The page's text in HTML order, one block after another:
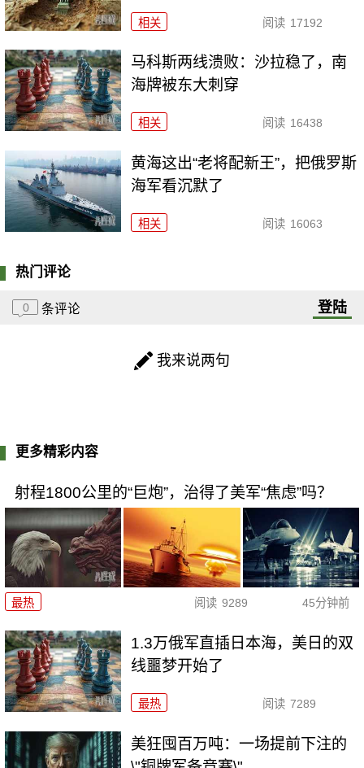
相关 阅读 17192
马科斯两线溃败：沙拉稳了，南
海牌被东大刺穿
相关 阅读 16438
黄海这出“老将配新王”，把俄罗斯
海军看沉默了
相关 阅读 16063
热门评论
0 条评论 登陆
我来说两句
更多精彩内容
射程1800公里的“巨炮”，治得了美军“焦虑”吗？
最热 阅读 9289 45分钟前
1.3万俄军直插日本海，美日的双
线噩梦开始了
最热 阅读 7289
美狂囤百万吨：一场提前下注的